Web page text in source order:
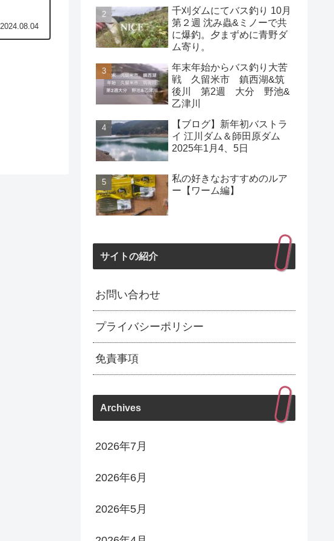
2024.08.04
千刈ダムにてバス釣り 10月
第２週 沈み蟲&ミノーで共
に爆釣。夕まずめに青野ダ
ム寄り。
年末年始からバス釣り大苦
戦 久留米市 鎮西湖&筑
後川 第2週 大分 野池&
乙津川
【ブログ】新年初バストラ
イ 江川ダム＆師田原ダム
2025年1月4、5日
私の好きなおすすめのルア
ー【ワーム編】
サイトの紹介
お問い合わせ
プライバシーポリシー
免責事項
Archives
2026年7月
2026年6月
2026年5月